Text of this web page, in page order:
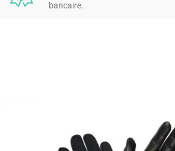
bancaire.